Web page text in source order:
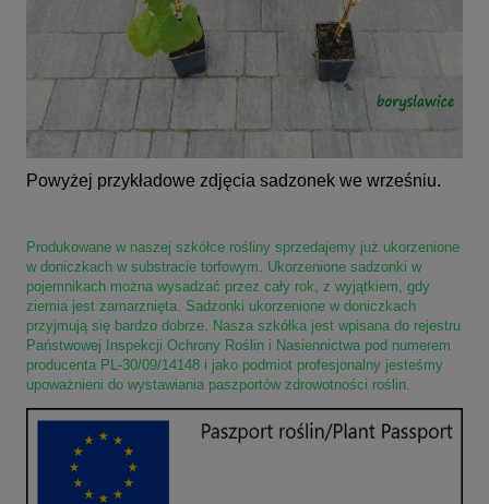
Powyżej przykładowe zdjęcia sadzonek we wrześniu.
Produkowane w naszej szkółce rośliny sprzedajemy już ukorzenione
w doniczkach w substracie torfowym. Ukorzenione sadzonki w
pojemnikach można wysadzać przez cały rok, z wyjątkiem, gdy
ziemia jest zamarznięta. Sadzonki ukorzenione w doniczkach
przyjmują się bardzo dobrze. Nasza szkółka jest wpisana do rejestru
Państwowej Inspekcji Ochrony Roślin i Nasiennictwa pod numerem
producenta PL-30/09/14148 i jako podmiot profesjonalny jesteśmy
upoważnieni do wystawiania paszportów zdrowotności roślin.